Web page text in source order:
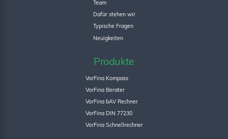
Team
Dafür stehen wir
Typische Fragen
Neuigkeiten
Produkte
VorFina Kompass
VorFina Berater
VorFina bAV Rechner
VorFina DIN 77230
VorFina Schnellrechner